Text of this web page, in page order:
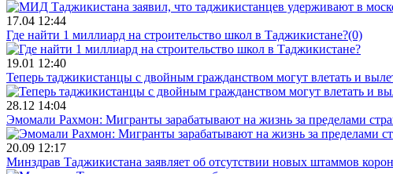
17.04 12:44
Где найти 1 миллиард на строительство школ в Таджикистане?(0)
19.01 12:40
Теперь таджикистанцы с двойным гражданством могут влетать и
28.12 14:04
Эмомали Рахмон: Мигранты зарабатывают на жизнь за пределами
20.09 12:17
Минздрав Таджикистана заявляет об отсутствии новых штаммов